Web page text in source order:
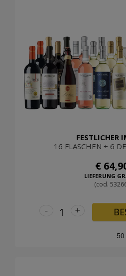
FESTLICHER
16 FLASCHEN + 6
€
LIEFERUNG
(cod.
+
-